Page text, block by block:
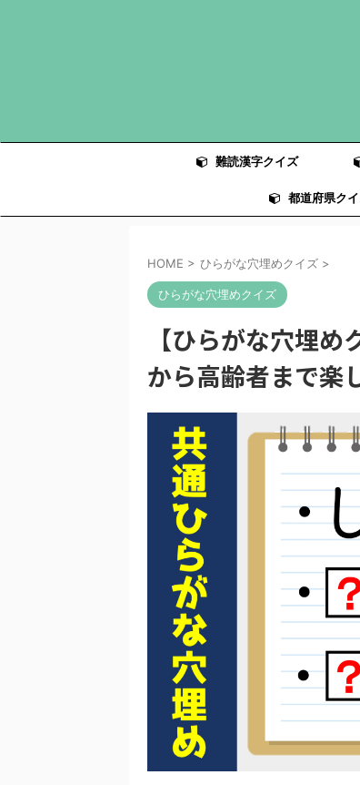
難読漢字クイズ
都道府県ク
HOME > ひらがな穴埋めクイズ >
ひらがな穴埋めクイズ
【ひらがな穴埋
から高齢者まで楽